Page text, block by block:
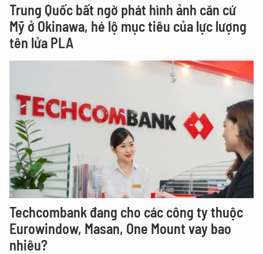
Trung Quốc bất ngờ phát hình ảnh căn cứ
Mỹ ở Okinawa, hé lộ mục tiêu của lực lượng
tên lửa PLA
Techcombank đang cho các công ty thuộc
Eurowindow, Masan, One Mount vay bao
nhiêu?